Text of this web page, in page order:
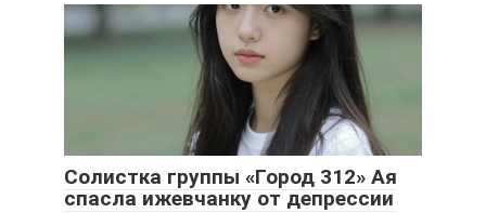
Солистка группы «Город 312» Ая
спасла ижевчанку от депрессии